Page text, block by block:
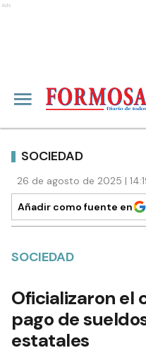
Ads
SOCIEDAD
26 de agosto de 2025 |
Añadir como fuente en
SOCIEDAD
Oficializaron el
pago de
estatales